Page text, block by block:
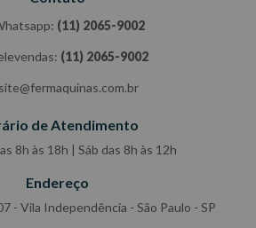
(11) 2065-9002
(11) 2065-9002
site@fermaquinas.com.br
de Atendimento
8h às 18h | Sáb das 8h às 12h
Endereço
- Vila Independência - São Paulo - SP